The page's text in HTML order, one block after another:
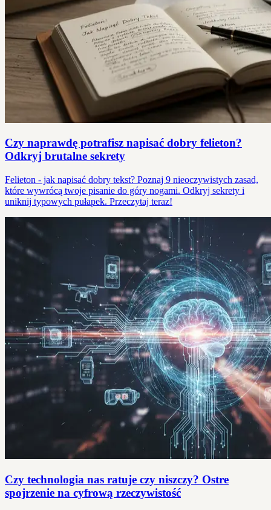
Czy naprawdę potrafisz napisać dobry felieton?
Odkryj brutalne sekrety
Felieton - jak napisać dobry tekst? Poznaj 9 nieoczywistych zasad,
które wywrócą twoje pisanie do góry nogami. Odkryj sekrety i
uniknij typowych pułapek. Przeczytaj teraz!
Czy technologia nas ratuje czy niszczy? Ostre
spojrzenie na cyfrową rzeczywistość